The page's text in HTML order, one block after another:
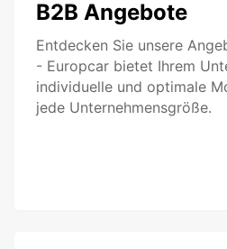
B2B Angebote
Entdecken Sie unsere
- Europcar bietet Ihrem
individuelle und optimale
jede Unternehmensgröße.